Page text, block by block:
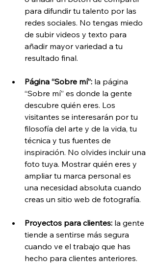
para difundir tu talento por las
redes sociales. No tengas miedo
de subir videos y texto para
añadir mayor variedad a tu
resultado final.
Página “Sobre mí”: la página
“Sobre mí” es donde la gente
descubre quién eres. Los
visitantes se interesarán por tu
filosofía del arte y de la vida, tu
técnica y tus fuentes de
inspiración. No olvides incluir una
foto tuya. Mostrar quién eres y
ampliar tu marca personal es
una necesidad absoluta cuando
creas un sitio web de fotografía.
Proyectos para clientes: la gente
tiende a sentirse más segura
cuando ve el trabajo que has
hecho para clientes anteriores.